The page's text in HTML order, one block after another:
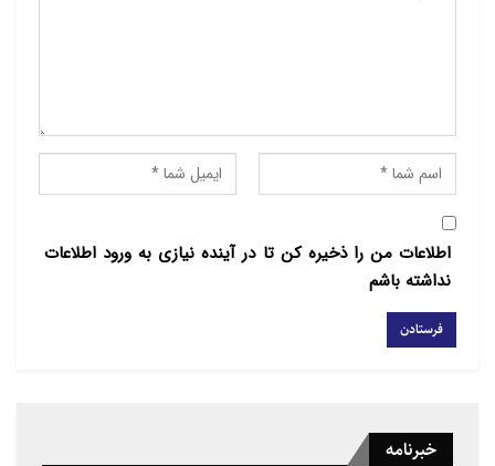
فعالیت های مراکز علمی تحت اشرف خود ارائه می شود.
اطلاعات من را ذخیره کن تا در آینده نیازی به ورود اطلاعات
نداشته باشم
خبرنامه